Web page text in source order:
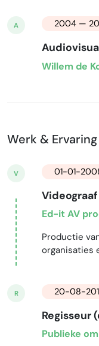
A 2004 —
Willem de
Werk & Ervaring
V 01-01-
Videograaf
Ed-it AV
Productie
organisaties
R 20-08-
Regisseur
Publieke